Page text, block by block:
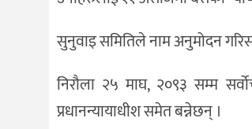
सुनुवाइ समितिले नाम अनुमोदन
निरौला २५ माघ, २०९३ सम्म
प्रधानन्यायाधीश समेत बन्नेछन् ।